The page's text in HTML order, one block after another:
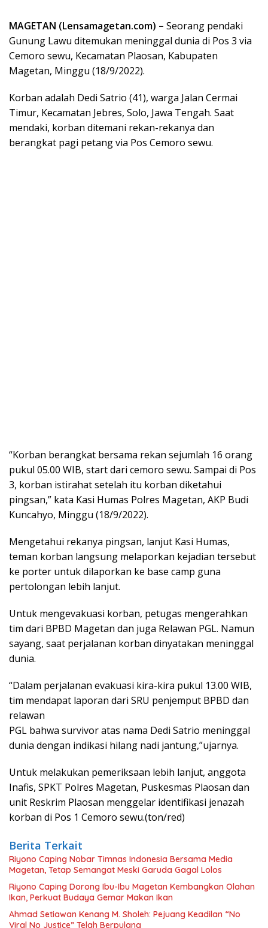
MAGETAN (Lensamagetan.com) – Seorang pendaki
Gunung Lawu ditemukan meninggal dunia di Pos 3 via
Cemoro sewu, Kecamatan Plaosan, Kabupaten
Magetan, Minggu (18/9/2022).
Korban adalah Dedi Satrio (41), warga Jalan Cermai
Timur, Kecamatan Jebres, Solo, Jawa Tengah. Saat
mendaki, korban ditemani rekan-rekanya dan
berangkat pagi petang via Pos Cemoro sewu.
“Korban berangkat bersama rekan sejumlah 16 orang
pukul 05.00 WIB, start dari cemoro sewu. Sampai di Pos
3, korban istirahat setelah itu korban diketahui
pingsan,” kata Kasi Humas Polres Magetan, AKP Budi
Kuncahyo, Minggu (18/9/2022).
Mengetahui rekanya pingsan, lanjut Kasi Humas,
teman korban langsung melaporkan kejadian tersebut
ke porter untuk dilaporkan ke base camp guna
pertolongan lebih lanjut.
Untuk mengevakuasi korban, petugas mengerahkan
tim dari BPBD Magetan dan juga Relawan PGL. Namun
sayang, saat perjalanan korban dinyatakan meninggal
dunia.
“Dalam perjalanan evakuasi kira-kira pukul 13.00 WIB,
tim mendapat laporan dari SRU penjemput BPBD dan
relawan
PGL bahwa survivor atas nama Dedi Satrio meninggal
dunia dengan indikasi hilang nadi jantung,”ujarnya.
Untuk melakukan pemeriksaan lebih lanjut, anggota
Inafis, SPKT Polres Magetan, Puskesmas Plaosan dan
unit Reskrim Plaosan menggelar identifikasi jenazah
korban di Pos 1 Cemoro sewu.(ton/red)
Berita Terkait
Riyono Caping Nobar Timnas Indonesia Bersama Media
Magetan, Tetap Semangat Meski Garuda Gagal Lolos
Riyono Caping Dorong Ibu-Ibu Magetan Kembangkan Olahan
Ikan, Perkuat Budaya Gemar Makan Ikan
Ahmad Setiawan Kenang M. Sholeh: Pejuang Keadilan “No
Viral No Justice” Telah Berpulang